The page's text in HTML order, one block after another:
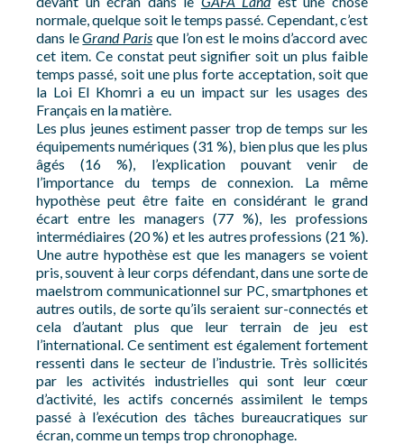
normale, quelque soit le temps passé. Cependant, c’est
dans leGrand Paris que l’on est le moins d’accord avec
cet item. Ce constat peut signifier soit un plus faible
temps passé, soit une plus forte acceptation, soit que
la Loi El Khomri a eu un impact sur les usages des
Français en la matière.
Les plus jeunes estiment passer trop de temps sur les
équipements numériques (31 %), bien plus que les plus
âgés (16 %), l’explication pouvant venir de
l’importance du temps de connexion. La même
hypothèse peut être faite en considérant le grand
écart entre les managers (77 %), les professions
intermédiaires (20 %) et les autres professions (21 %).
Une autre hypothèse est que les managers se voient
pris, souvent à leur corps défendant, dans une sorte de
maelstrom communicationnel sur PC, smartphones et
autres outils, de sorte qu’ils seraient sur-connectés et
cela d’autant plus que leur terrain de jeu est
l’international. Ce sentiment est également fortement
ressenti dans le secteur de l’industrie. Très sollicités
par les activités industrielles qui sont leur cœur
d’activité, les actifs concernés assimilent le temps
passé à l’exécution des tâches bureaucratiques sur
écran, comme un temps trop chronophage.